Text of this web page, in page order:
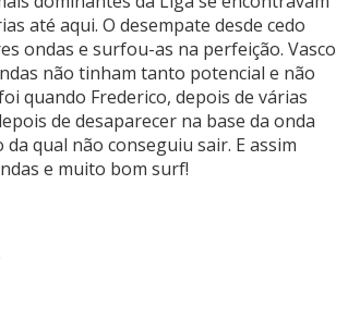
até aqui. O desempate desde cedo
ondas e surfou-as na perfeição. Vasco
não tinham tanto potencial e não
quando Frederico, depois de várias
de desaparecer na base da onda
qual não conseguiu sair. E assim
e muito bom surf!